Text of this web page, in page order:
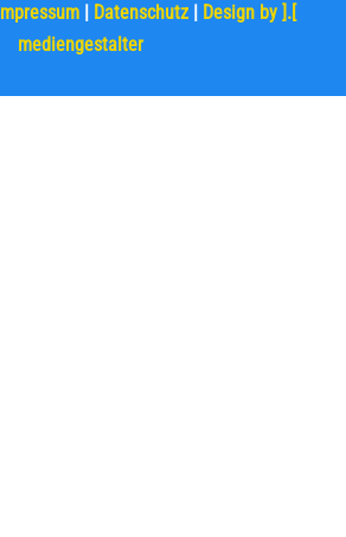
Impressum
Datenschutz
Design by ].[
mediengestalter